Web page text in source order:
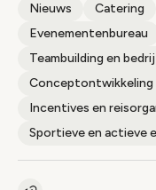
Nieuws Catering
Evenementenbureau
Teambuilding en
Conceptontwikkeling
Incentives en
Sportieve en actieve